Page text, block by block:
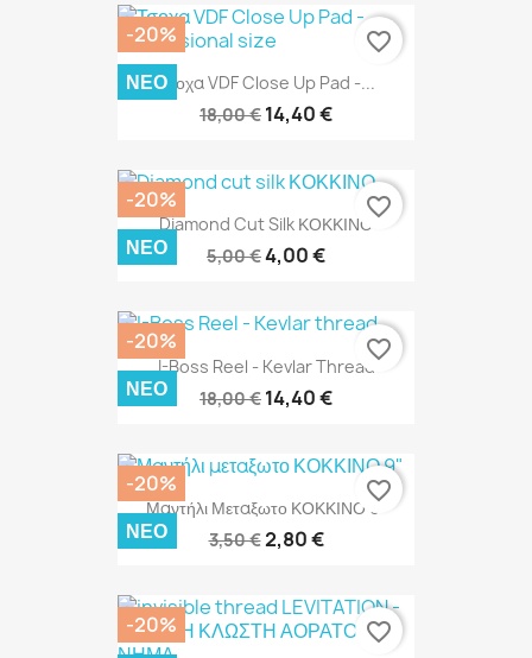
Τσοχα VDF Close Up Pad -...
18,00 € 14,40 €
-20%
ΝΈΟ
favorite_border
Diamond Cut Silk ΚΟΚΚΙΝΟ
5,00 €4,00 €
-20%
ΝΈΟ
favorite_border
I-Boss Reel - Kevlar Thread
18,00 € 14,40 €
-20%
ΝΈΟ
favorite_border
Μαντήλι Μεταξωτο ΚΟΚΚΙΝΟ 9"
3,50 €2,80 €
-20%
ΝΈΟ
favorite_border
-20%
favorite_border